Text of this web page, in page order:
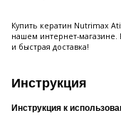
Купить кератин Nutrimax
нашем интернет-магазине.
и быстрая доставка!
Инструкция
Инструкция к